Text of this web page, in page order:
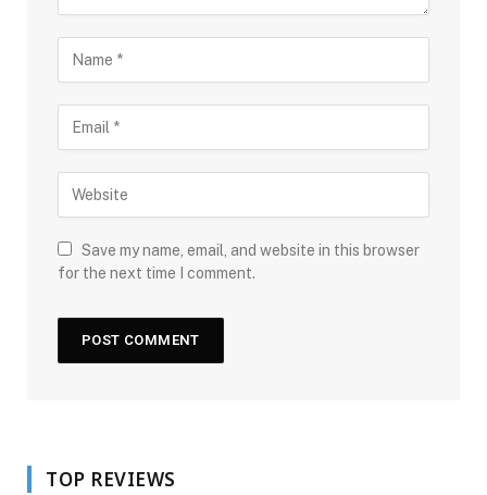
Save my name, email, and website in this browser
for the next time I comment.
TOP REVIEWS